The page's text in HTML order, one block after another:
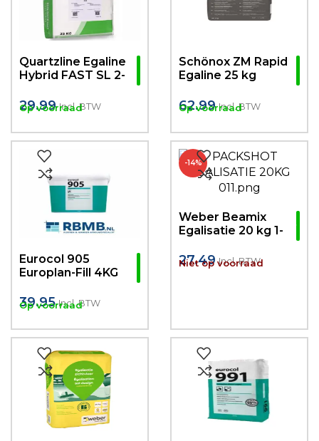
Quartzline Egaline
Hybrid FAST SL 2-
belegbaar!
29.99 Incl. BTW
Op voorraad
Schönox ZM Rapid
Egaline 25 kg
62.99 Incl. BTW
Op voorraad
Eurocol 905
Europlan-Fill 4KG
Reparatiemiddel
39.95 Incl. BTW
Op voorraad
-14%
Weber Beamix
Egalisatie 20 kg 1-
27.49 Incl. BTW
Niet op voorraad